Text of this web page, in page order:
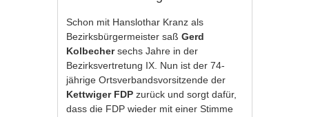
Schon mit Hanslothar Kranz als
Bezirksbürgermeister saßGerd
Kolbechersechs Jahre in der
Bezirksvertretung IX. Nun ist der 74-
jährige Ortsverbandsvorsitzende der
Kettwiger FDP zurück und sorgt dafür,
dass die FDP wieder mit einer Stimme